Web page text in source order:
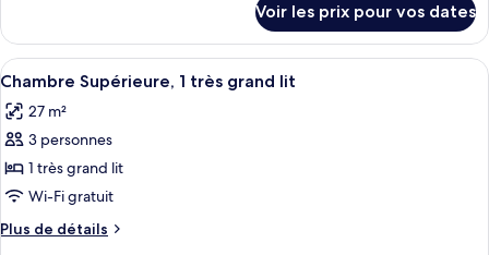
très
grand
lit,
vue
ville
le
type
de
Chambre
Supérieure,
très
grand
vue
Voir les prix pour vos dates
Afficher
toutes
les
photos
pour
ce
type
de
Une chambre d’hôtel avec un lit,
6
Chambre Supérieure, 1 très grand lit
27 m²
3 personnes
1 très grand lit
Wi-Fi gratuit
Plus de détails
Plus